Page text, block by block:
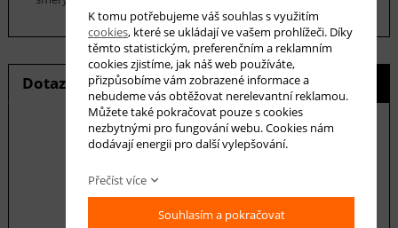
Dotaz na produkt Hlídání ceny
K tomu potřebujeme váš souhlas s využitím
cookies, které se ukládají ve vašem prohlížeči. Díky
těmto statistickým, preferenčním a reklamním
cookies zjistíme, jak náš web používáte,
přizpůsobíme vám zobrazené informace a
nebudeme vás obtěžovat nerelevantní reklamou.
Můžete také pokračovat pouze s cookies
nezbytnými pro fungování webu. Cookies nám
dodávají energii pro další vylepšování.
Přečíst více
Souhlasím a pokračovat